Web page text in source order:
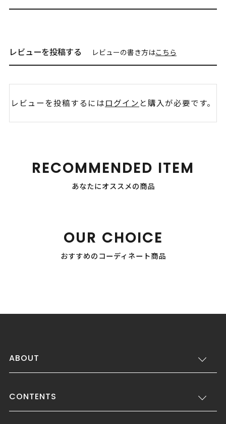
レビューを投稿する レビューの書き方はこちら
レビューを投稿するにはログイン と購入が必要です。
RECOMMENDED ITEM
あなたにオススメの商品
OUR CHOICE
おすすめのコーディネート商品
ABOUT
CONTENTS